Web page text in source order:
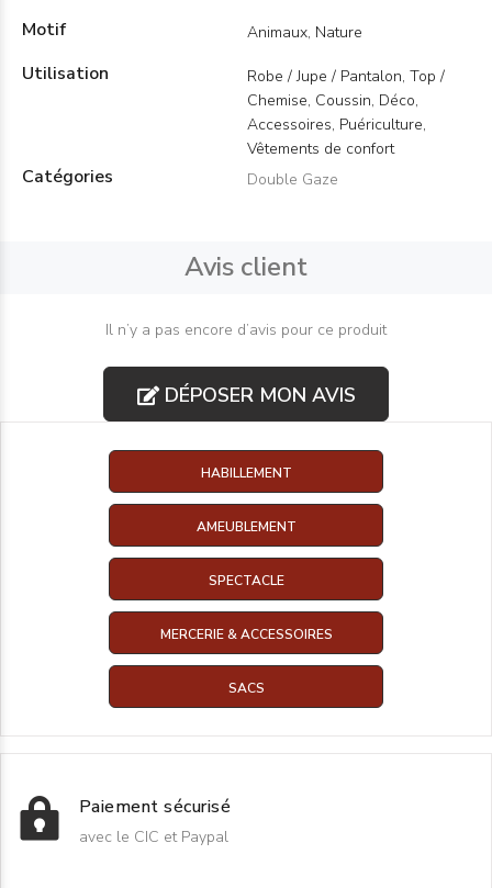
Motif Animaux, Nature
Utilisation
Robe / Jupe / Pantalon, Top /
Chemise, Coussin, Déco,
Accessoires, Puériculture,
Vêtements de confort
Catégories Double Gaze
Avis client
Il n’y a pas encore d’avis pour ce produit
DÉPOSER MON AVIS
HABILLEMENT
AMEUBLEMENT
SPECTACLE
MERCERIE & ACCESSOIRES
SACS
Paiement sécurisé
avec le CIC et Paypal